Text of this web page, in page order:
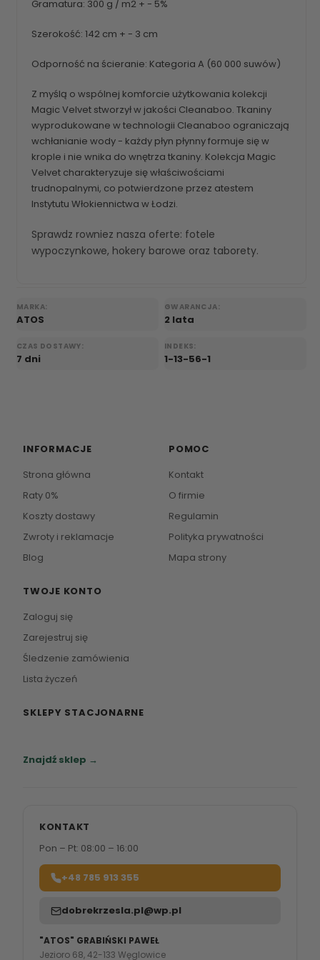
Gramatura: 300 g / m2 + - 5%
Szerokość: 142 cm + - 3 cm
Odporność na ścieranie: Kategoria A (60 000 suwów)
Z myślą o wspólnej komforcie użytkowania kolekcji
Magic Velvet stworzył w jakości Cleanaboo. Tkaniny
wyprodukowane w technologii Cleanaboo ograniczają
wchłanianie wody - każdy płyn płynny formuje się w
krople i nie wnika do wnętrza tkaniny. Kolekcja Magic
Velvet charakteryzuje się właściwościami
trudnopalnymi, co potwierdzone przez atestem
Instytutu Włokiennictwa w Łodzi.
Sprawdz rowniez nasza oferte: fotele
wypoczynkowe, hokery barowe oraz taborety.
MARKA:
ATOS
GWARANCJA:
2 lata
CZAS DOSTAWY:
7 dni
INDEKS:
1-13-56-1
INFORMACJE
Strona główna
Raty 0%
Koszty dostawy
Zwroty i reklamacje
Blog
POMOC
Kontakt
O firmie
Regulamin
Polityka prywatności
Mapa strony
TWOJE KONTO
Zaloguj się
Zarejestruj się
Śledzenie zamówienia
Lista życzeń
SKLEPY STACJONARNE
Znajdź sklep →
KONTAKT
Pon – Pt: 08:00 – 16:00
+48 785 913 355
dobrekrzesla.pl@wp.pl
"ATOS" GRABIŃSKI PAWEŁ
Jezioro 68, 42-133 Węglowice